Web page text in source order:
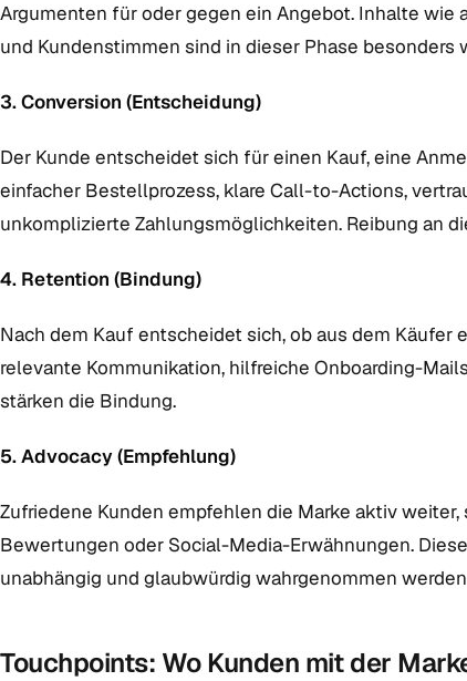
Argumenten für oder gegen ein Angebot. Inhalte wie
und Kundenstimmen sind in dieser Phase besonders
3. Conversion (Entscheidung)
Der Kunde entscheidet sich für einen Kauf, eine
einfacher Bestellprozess, klare Call-to-Actions,
unkomplizierte Zahlungsmöglichkeiten. Reibung an
4. Retention (Bindung)
Nach dem Kauf entscheidet sich, ob aus dem
relevante Kommunikation, hilfreiche Onboarding-
stärken die Bindung.
5. Advocacy (Empfehlung)
Zufriedene Kunden empfehlen die Marke aktiv
Bewertungen oder Social-Media-Erwähnungen.
unabhängig und glaubwürdig wahrgenommen
Touchpoints: Wo Kunden mit der